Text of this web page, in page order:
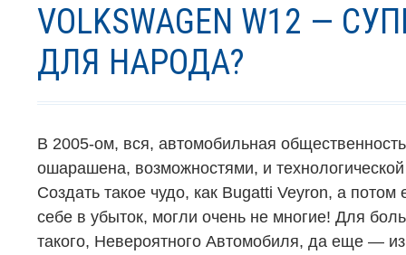
VOLKSWAGEN W12 —
ДЛЯ НАРОДА?
В 2005-ом, вся, автомобильная
ошарашена, возможностями, и
Создать такое чудо, как Bugatti Veyron, а потом
себе в убыток, могли очень не многие! Для
такого, Невероятного Автомобиля, да еще —